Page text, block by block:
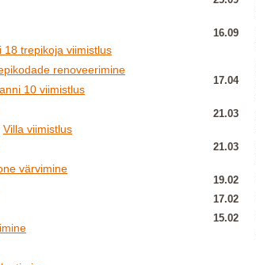
18 trepikoja viimistlus
renoveerimine
10 viimistlus
Villa viimistlus
värvimine
16.09
17.04
21.03
21.03
19.02
17.02
15.02